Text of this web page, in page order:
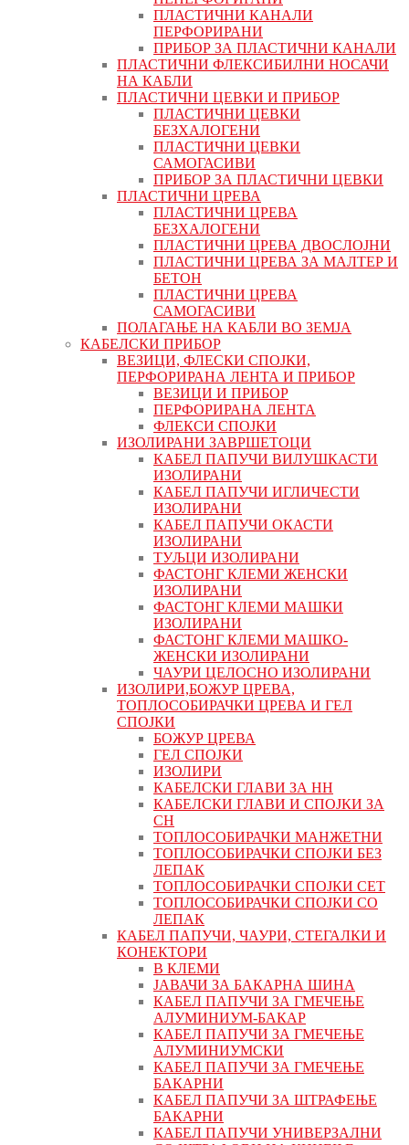
ПЛАСТИЧНИ КАНАЛИ
ПЕРФОРИРАНИ
ПРИБОР ЗА ПЛАСТИЧНИ КАНАЛИ
ПЛАСТИЧНИ ФЛЕКСИБИЛНИ НОСАЧИ
НА КАБЛИ
ПЛАСТИЧНИ ЦЕВКИ И ПРИБОР
ПЛАСТИЧНИ ЦЕВКИ
БЕЗХАЛОГЕНИ
ПЛАСТИЧНИ ЦЕВКИ
САМОГАСИВИ
ПРИБОР ЗА ПЛАСТИЧНИ ЦЕВКИ
ПЛАСТИЧНИ ЦРЕВА
ПЛАСТИЧНИ ЦРЕВА
БЕЗХАЛОГЕНИ
ПЛАСТИЧНИ ЦРЕВА ДВОСЛОЈНИ
ПЛАСТИЧНИ ЦРЕВА ЗА МАЛТЕР И
БЕТОН
ПЛАСТИЧНИ ЦРЕВА
САМОГАСИВИ
ПОЛАГАЊЕ НА КАБЛИ ВО ЗЕМЈА
КАБЕЛСКИ ПРИБОР
ВЕЗИЦИ, ФЛЕСКИ СПОЈКИ,
ПЕРФОРИРАНА ЛЕНТА И ПРИБОР
ВЕЗИЦИ И ПРИБОР
ПЕРФОРИРАНА ЛЕНТА
ФЛЕКСИ СПОЈКИ
ИЗОЛИРАНИ ЗАВРШЕТОЦИ
КАБЕЛ ПАПУЧИ ВИЛУШКАСТИ
ИЗОЛИРАНИ
КАБЕЛ ПАПУЧИ ИГЛИЧЕСТИ
ИЗОЛИРАНИ
КАБЕЛ ПАПУЧИ ОКАСТИ
ИЗОЛИРАНИ
ТУЉЦИ ИЗОЛИРАНИ
ФАСТОНГ КЛЕМИ ЖЕНСКИ
ИЗОЛИРАНИ
ФАСТОНГ КЛЕМИ МАШКИ
ИЗОЛИРАНИ
ФАСТОНГ КЛЕМИ МАШКO-
ЖЕНСКИ ИЗОЛИРАНИ
ЧАУРИ ЦЕЛОСНО ИЗОЛИРАНИ
ИЗОЛИРИ,БОЖУР ЦРЕВА,
ТОПЛОСОБИРАЧКИ ЦРЕВА И ГЕЛ
СПОЈКИ
БОЖУР ЦРЕВА
ГЕЛ СПОЈКИ
ИЗОЛИРИ
КАБЕЛСКИ ГЛАВИ ЗА НН
КАБЕЛСКИ ГЛАВИ И СПОЈКИ ЗА
СН
ТОПЛОСОБИРАЧКИ МАНЖЕТНИ
ТОПЛОСОБИРАЧКИ СПОЈКИ БЕЗ
ЛЕПАК
ТОПЛОСОБИРАЧКИ СПОЈКИ СЕТ
ТОПЛОСОБИРАЧКИ СПОЈКИ СО
ЛЕПАК
КАБЕЛ ПАПУЧИ, ЧАУРИ, СТЕГАЛКИ И
КОНЕКТОРИ
В КЛЕМИ
ЈАВАЧИ ЗА БАКАРНА ШИНА
КАБЕЛ ПАПУЧИ ЗА ГМЕЧЕЊЕ
АЛУМИНИУМ-БАКАР
КАБЕЛ ПАПУЧИ ЗА ГМЕЧЕЊЕ
АЛУМИНИУМСКИ
КАБЕЛ ПАПУЧИ ЗА ГМЕЧЕЊЕ
БАКАРНИ
КАБЕЛ ПАПУЧИ ЗА ШТРАФЕЊЕ
БАКАРНИ
КАБЕЛ ПАПУЧИ УНИВЕРЗАЛНИ